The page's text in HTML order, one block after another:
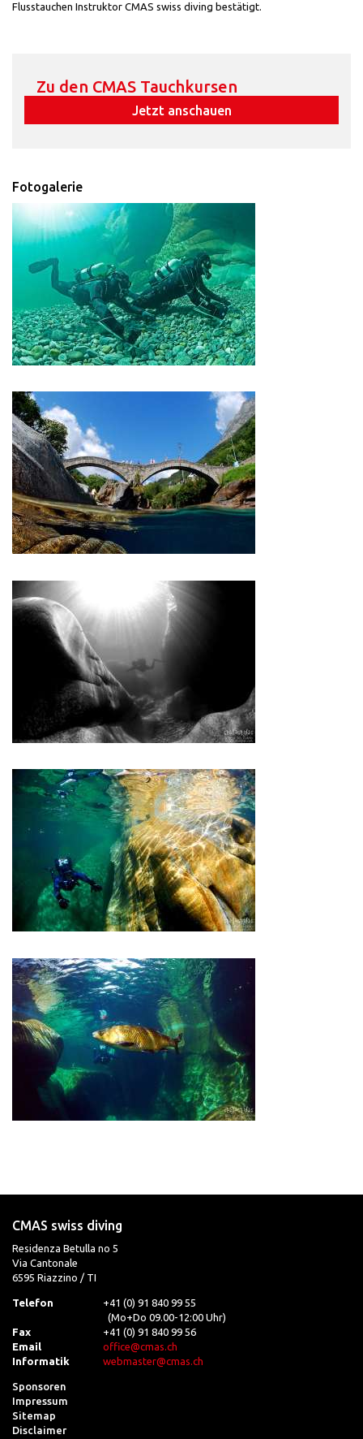
Flusstauchen Instruktor CMAS swiss diving bestätigt.
Zu den CMAS Tauchkursen
Jetzt anschauen
Fotogalerie
CMAS swiss diving
Residenza Betulla no 5
Via Cantonale
6595 Riazzino / TI
Telefon
+41 (0) 91 840 99 55
(Mo+Do 09.00-12:00 Uhr)
Fax
+41 (0) 91 840 99 56
Email
office@cmas.ch
Informatik
webmaster@cmas.ch
Sponsoren
Impressum
Sitemap
Disclaimer